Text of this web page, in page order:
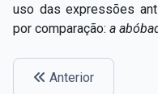
uso das expressões
por comparação: a
Anterior